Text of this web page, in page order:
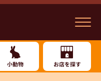
小動物 お店を探す